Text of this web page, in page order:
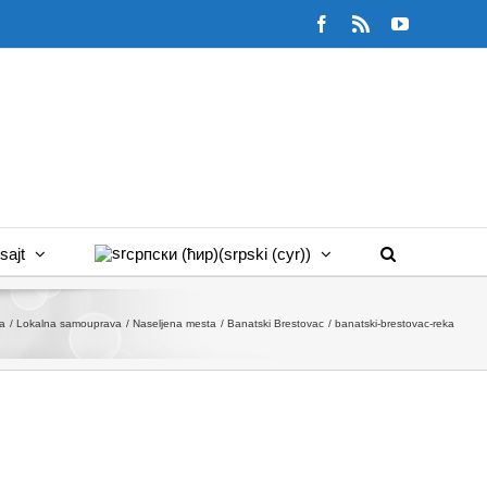
Facebook
Rss YouTube
српски (ћир)(srpski (cyr))
Lokalna samouprava Naseljena mesta Banatski Brestovac banatski-brestovac-reka